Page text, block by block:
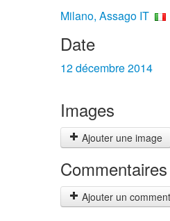
Milano, Assago IT
Date
12 décembre 2014
Images
Ajouter une image
Commentaires
Ajouter un